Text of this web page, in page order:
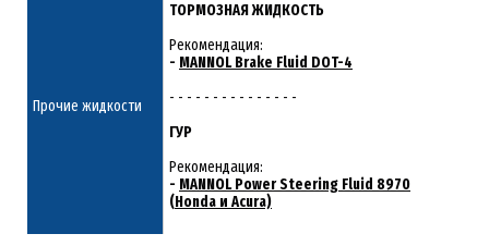
Прочие жидкости
ТОРМОЗНАЯ ЖИДКОСТЬ
Рекомендация:
- MANNOL Brake Fluid DOT-4
- - - - - - - - - - - - - - -
ГУР
Рекомендация:
- MANNOL Power Steering Fluid 8970
(Honda и Acura)